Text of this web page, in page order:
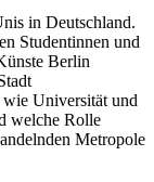
in Deutschland.
Studentinnen und
Berlin
wie Universität und
welche Rolle
Metropole